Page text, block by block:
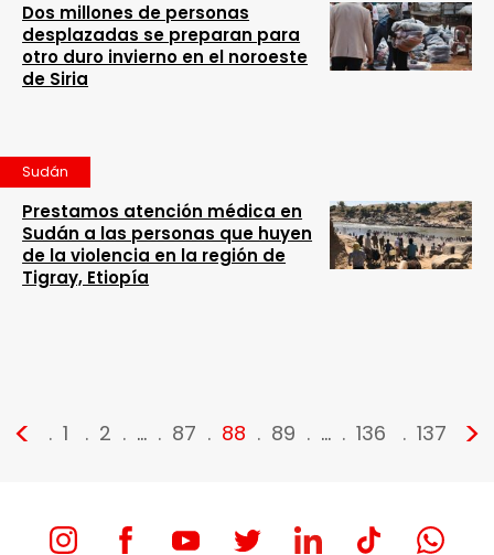
Dos millones de personas
desplazadas se preparan para
otro duro invierno en el noroeste
de Siria
Sudán
Prestamos atención médica en
Sudán a las personas que huyen
de la violencia en la región de
Tigray, Etiopía
< 1 2 … 87 88 89 … 136 137 >